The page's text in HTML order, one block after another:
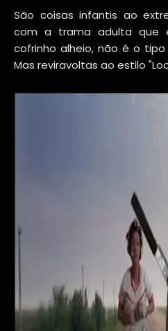
São coisas infantis ao
com a trama adulta que
cofrinho alheio, não é o
Mas reviravoltas ao estilo